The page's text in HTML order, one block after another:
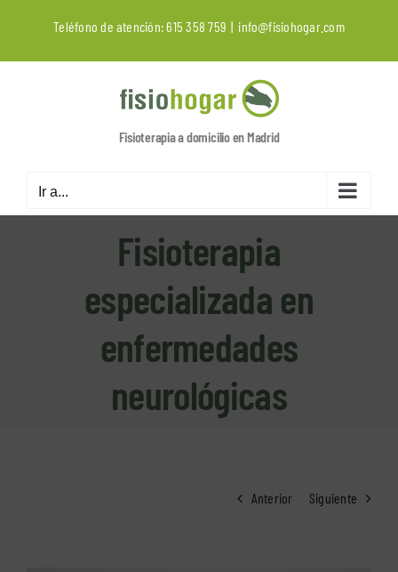
contenido
Teléfono de atención:615 358 759 | info@fisiohogar.com
Fisioterapia a domicilio en Madrid
Ir a...
Fisioterapia
especializada en
enfermedades
neurológicas
Anterior Siguiente